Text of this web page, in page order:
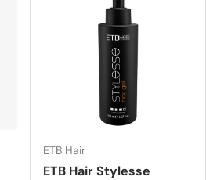
ETB Hair
ETB Hair Stylesse